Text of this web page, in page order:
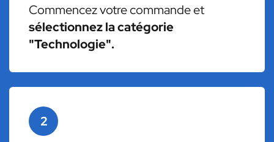
Commencez votre commande et
sélectionnez la catégorie
"Technologie".
2